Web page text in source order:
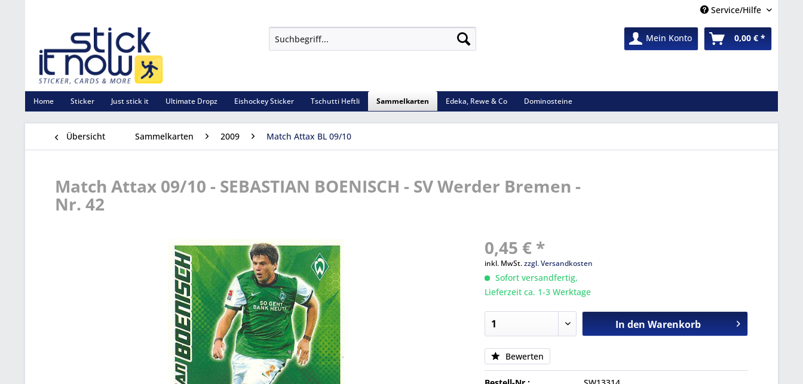
Service/Hilfe
Mein Konto 0,00 € *
Home Sticker Just stick it Ultimate Dropz Eishockey Sticker Tschutti Heftli Sammelkarten Edeka, Rewe & Co Dominosteine
Übersicht Sammelkarten 2009 Match Attax BL 09/10
Match Attax 09/10 - SEBASTIAN BOENISCH - SV Werder Bremen -
Nr. 42
0,45 € *
inkl. MwSt.zzgl. Versandkosten
Sofort versandfertig,
Lieferzeit ca. 1-3 Werktage
In den Warenkorb
Bewerten